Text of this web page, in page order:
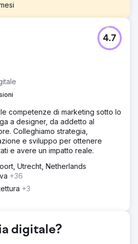
a noi, subito dopo la fase di
la richiesta di ricevere un flusso di
tutto l'anno.
abbiamo iniziato elaborando
due parti. Si trattava da un lato di
CPA e dall’altro di lavorare su un
tramite risultati di ricerca
pagina agenzia
4.7
competenze di marketing sotto lo
a designer, da addetto al
Colleghiamo strategia,
e sviluppo per ottenere
e avere un impatto reale.
Utrecht, Netherlands
+36
+3
digitale?